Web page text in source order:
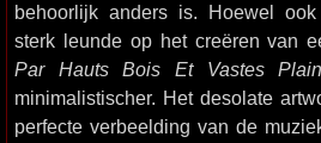
behoorlijk anders is. Hoewel ook
sterk leunde op het creëren van
Par Hauts Bois Et Vastes
minimalistischer. Het desolate
perfecte verbeelding van de